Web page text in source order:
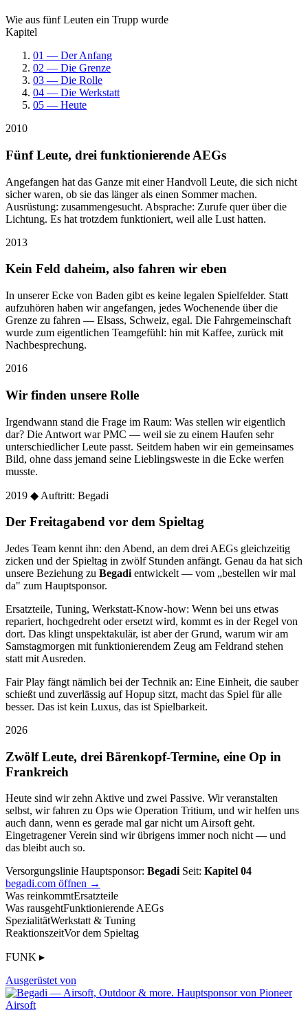
Wie aus fünf Leuten ein Trupp wurde
Kapitel
01 — Der Anfang
02 — Die Grenze
03 — Die Rolle
04 — Die Werkstatt
05 — Heute
2010
Fünf Leute, drei funktionierende AEGs
Angefangen hat das Ganze mit einer Handvoll Leute, die sich nicht
sicher waren, ob sie das länger als einen Sommer machen.
Ausrüstung: zusammengesucht. Absprache: Zurufe quer über die
Lichtung. Es hat trotzdem funktioniert, weil alle Lust hatten.
2013
Kein Feld daheim, also fahren wir eben
In unserer Ecke von Baden gibt es keine legalen Spielfelder. Statt
aufzuhören haben wir angefangen, jedes Wochenende über die
Grenze zu fahren — Elsass, Schweiz, egal. Die Fahrgemeinschaft
wurde zum eigentlichen Teamgefühl: hin mit Kaffee, zurück mit
Nachbesprechung.
2016
Wir finden unsere Rolle
Irgendwann stand die Frage im Raum: Was stellen wir eigentlich
dar? Die Antwort war PMC — weil sie zu einem Haufen sehr
unterschiedlicher Leute passt. Seitdem haben wir ein gemeinsames
Bild, ohne dass jemand seine Lieblingsweste in die Ecke werfen
musste.
2019 ◆ Auftritt: Begadi
Der Freitagabend vor dem Spieltag
Jedes Team kennt ihn: den Abend, an dem drei AEGs gleichzeitig
zicken und der Spieltag in zwölf Stunden anfängt. Genau da hat sich
unsere Beziehung zu Begadi entwickelt — vom „bestellen wir mal
da" zum Hauptsponsor.
Ersatzteile, Tuning, Werkstatt-Know-how: Wenn bei uns etwas
repariert, hochgedreht oder ersetzt wird, kommt es in der Regel von
dort. Das klingt unspektakulär, ist aber der Grund, warum wir am
Samstagmorgen mit funktionierendem Zeug am Feldrand stehen
statt mit Ausreden.
Fair Play fängt nämlich bei der Technik an: Eine Einheit, die sauber
schießt und zuverlässig auf Hopup sitzt, macht das Spiel für alle
besser. Das ist kein Luxus, das ist Spielbarkeit.
2026
Zwölf Leute, drei Bärenkopf-Termine, eine Op in
Frankreich
Heute sind wir zehn Aktive und zwei Passive. Wir veranstalten
selbst, wir fahren zu Ops wie Operation Tritium, und wir helfen uns
auch dann, wenn es gerade mal gar nicht um Airsoft geht.
Eingetragener Verein sind wir übrigens immer noch nicht — und
das bleibt auch so.
Versorgungslinie Hauptsponsor: Begadi Seit: Kapitel 04
begadi.com öffnen →
Was reinkommtErsatzteile
Was rausgehtFunktionierende AEGs
SpezialitätWerkstatt & Tuning
ReaktionszeitVor dem Spieltag
FUNK ▸
Ausgerüstet von